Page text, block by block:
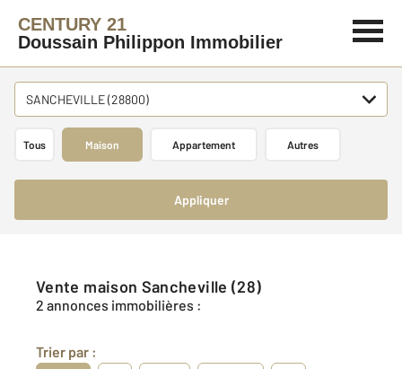
CENTURY 21
Doussain Philippon Immobilier
SANCHEVILLE (28800)
Tous Maison Appartement Autres
Appliquer
Vente maison Sancheville (28)
2 annonces immobilières :
Trier par :